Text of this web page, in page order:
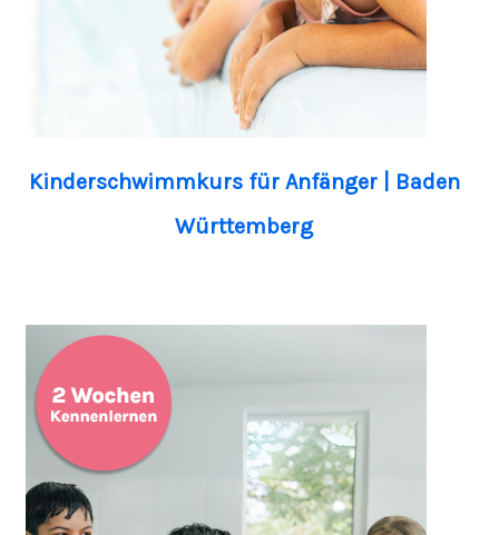
Kinderschwimmkurs für Anfänger | Baden
Württemberg